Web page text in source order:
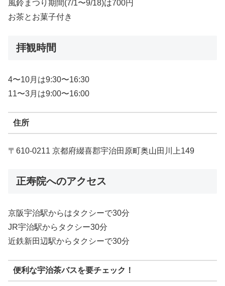
風鈴まつり期間(7/1〜9/18)は700円
お茶とお菓子付き
拝観時間
4〜10月は9:30〜16:30
11〜3月は9:00〜16:00
住所
〒610-0211 京都府綴喜郡宇治田原町奥山田川上149
正寿院へのアクセス
京阪宇治駅からはタクシーで30分
JR宇治駅からタクシー30分
近鉄新田辺駅からタクシーで30分
便利な宇治茶バスを要チェック！